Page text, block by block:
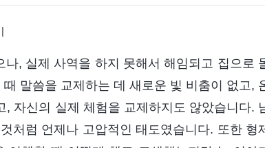
, 실제 사역을 하지 못해서 해임되고 집으로
말씀을 교제하는 데 새로운 빛 비춤이 없고,
자신의 실제 체험을 교제하지도 않았습니다.
처럼 언제나 고압적인 태도였습니다. 또한 형제